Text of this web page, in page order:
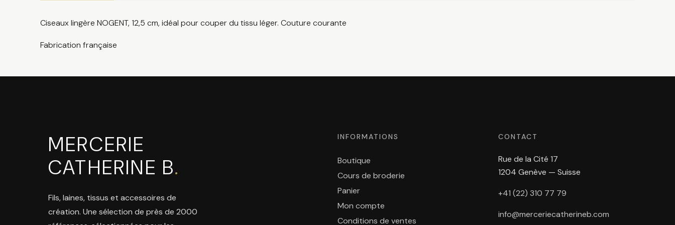
Ciseaux lingère NOGENT, 12,5 cm, idéal pour couper du tissu léger. Couture courante
Fabrication française
MERCERIE
CATHERINE B.
Fils, laines, tissus et accessoires de
création. Une sélection de près de 2000
INFORMATIONS
Boutique
Cours de broderie
Panier
Mon compte
Conditions de ventes
CONTACT
Rue de la Cité 17
1204 Genève — Suisse
+41 (22) 310 77 79
info@merceriecatherineb.com